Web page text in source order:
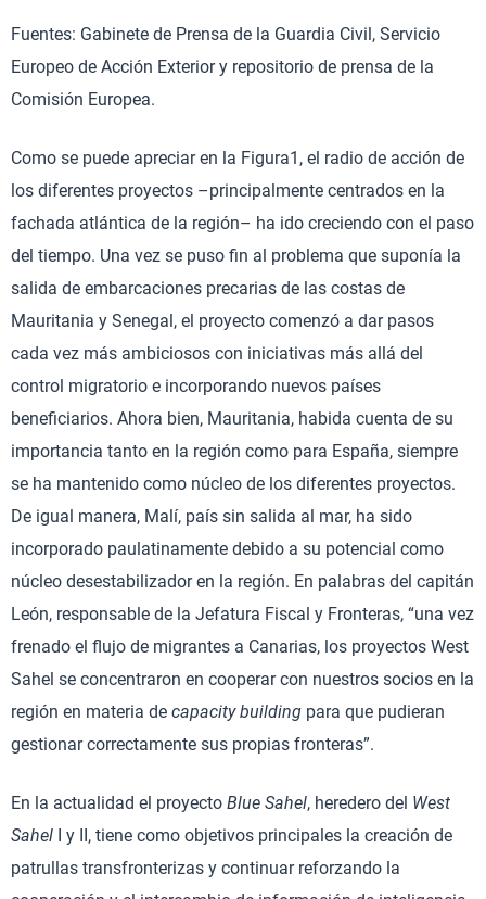
Fuentes: Gabinete de Prensa de la Guardia Civil, Servicio
Europeo de Acción Exterior y repositorio de prensa de la
Comisión Europea.
Como se puede apreciar en la Figura1, el radio de acción de
los diferentes proyectos –principalmente centrados en la
fachada atlántica de la región– ha ido creciendo con el paso
del tiempo. Una vez se puso fin al problema que suponía la
salida de embarcaciones precarias de las costas de
Mauritania y Senegal, el proyecto comenzó a dar pasos
cada vez más ambiciosos con iniciativas más allá del
control migratorio e incorporando nuevos países
beneficiarios. Ahora bien, Mauritania, habida cuenta de su
importancia tanto en la región como para España, siempre
se ha mantenido como núcleo de los diferentes proyectos.
De igual manera, Malí, país sin salida al mar, ha sido
incorporado paulatinamente debido a su potencial como
núcleo desestabilizador en la región. En palabras del capitán
León, responsable de la Jefatura Fiscal y Fronteras, “una vez
frenado el flujo de migrantes a Canarias, los proyectos West
Sahel se concentraron en cooperar con nuestros socios en la
región en materia de capacity building para que pudieran
gestionar correctamente sus propias fronteras”.
En la actualidad el proyecto Blue Sahel, heredero del West
Sahel I y II, tiene como objetivos principales la creación de
patrullas transfronterizas y continuar reforzando la